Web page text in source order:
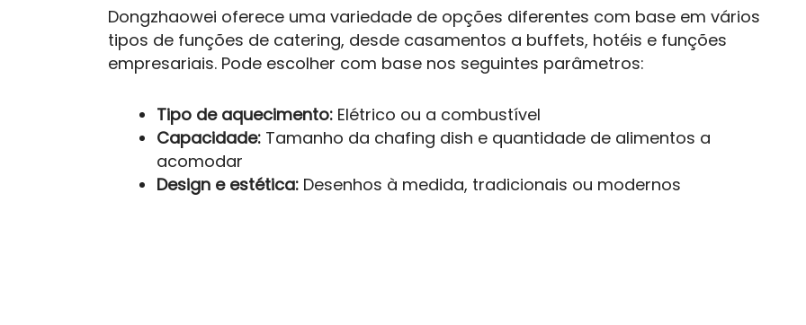
Dongzhaowei oferece uma variedade de opções diferentes com base em vários
tipos de funções de catering, desde casamentos a buffets, hotéis e funções
empresariais. Pode escolher com base nos seguintes parâmetros:
Tipo de aquecimento: Elétrico ou a combustível
Capacidade: Tamanho da chafing dish e quantidade de alimentos a
acomodar
Design e estética: Desenhos à medida, tradicionais ou modernos